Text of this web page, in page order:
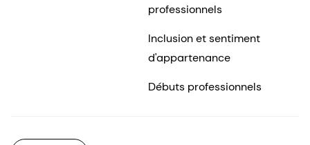
professionnels
Inclusion et sentiment
d'appartenance
Débuts professionnels